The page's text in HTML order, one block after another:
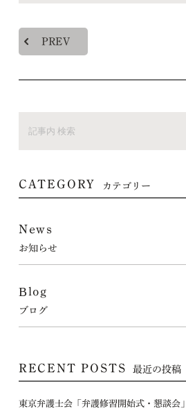
PREV
CATEGORY カテゴリー
News
お知らせ
Blog
ブログ
RECENT POSTS 最近の投稿
東京弁護士会「弁護修習開始式・懇談会」